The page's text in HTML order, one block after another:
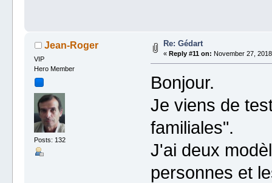
Jean-Roger
VIP
Hero Member
Posts: 132
Re: Gédart
«Reply #11 on: November 27,
Bonjour.
Je viens de
familiales".
J'ai deux
personnes et